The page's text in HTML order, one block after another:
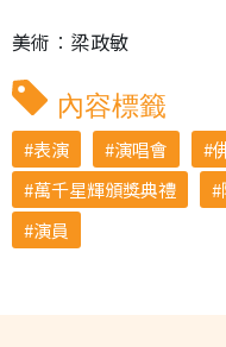
美術︰梁政敏
內容標籤
表演 演唱會
萬千星輝頒獎典禮
演員